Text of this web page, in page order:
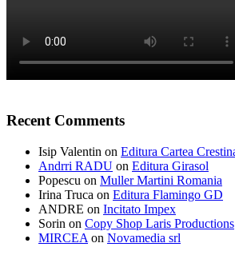
Recent Comments
Isip Valentin on Editura Cartea
Andrri RADU on Editura Girasol
Popescu on Muller Martini Romania
Irina Truca on Editura Flamingo GD
ANDRE on Incitato Impex
Sorin on Copy Shop Laris Productions
MIRCEA on Novamedia srl